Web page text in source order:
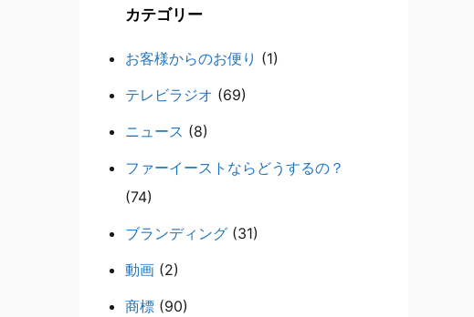
カテゴリー
お客様からのお便り (1)
テレビラジオ (69)
ニュース (8)
ファーイーストならどうするの？
(74)
ブランディング (31)
動画 (2)
商標 (90)